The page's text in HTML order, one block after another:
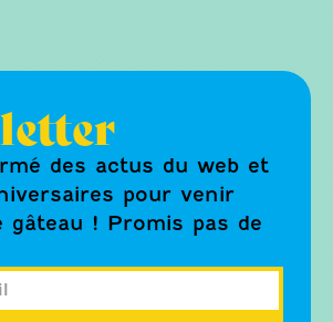
des actus du web et
pour venir
gâteau ! Promis pas de